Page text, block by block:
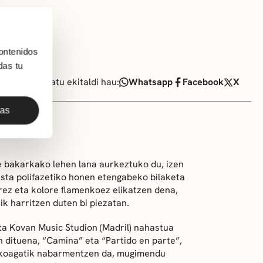
tu
Partekatu ekitaldi hau: Whatsapp Facebook X
lehen lana aurkeztuko du, izen
polifazetiko honen etengabeko bilaketa
eta kolore flamenkoez elikatzen dena,
harritzen duten bi piezatan.
Kovan Music Studion (Madril) nahastua
“Camina” eta “Partido en parte”,
nabarmentzen da, mugimendu